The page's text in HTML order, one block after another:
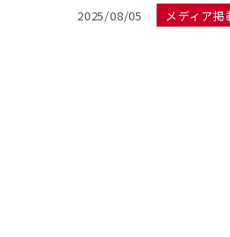
2025/08/05 メディア掲